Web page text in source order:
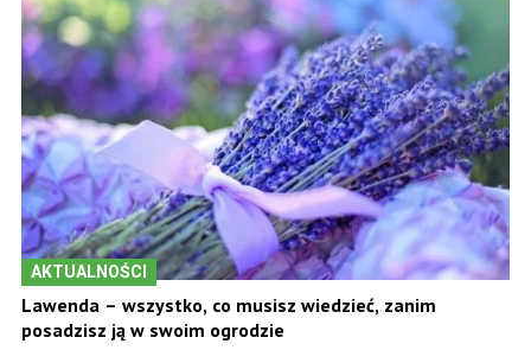
AKTUALNOŚCI
Lawenda – wszystko, co musisz wiedzieć, zanim
posadzisz ją w swoim ogrodzie